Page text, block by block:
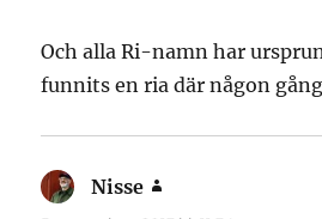
Och alla Ri-namn har
funnits en ria där någon
Nisse